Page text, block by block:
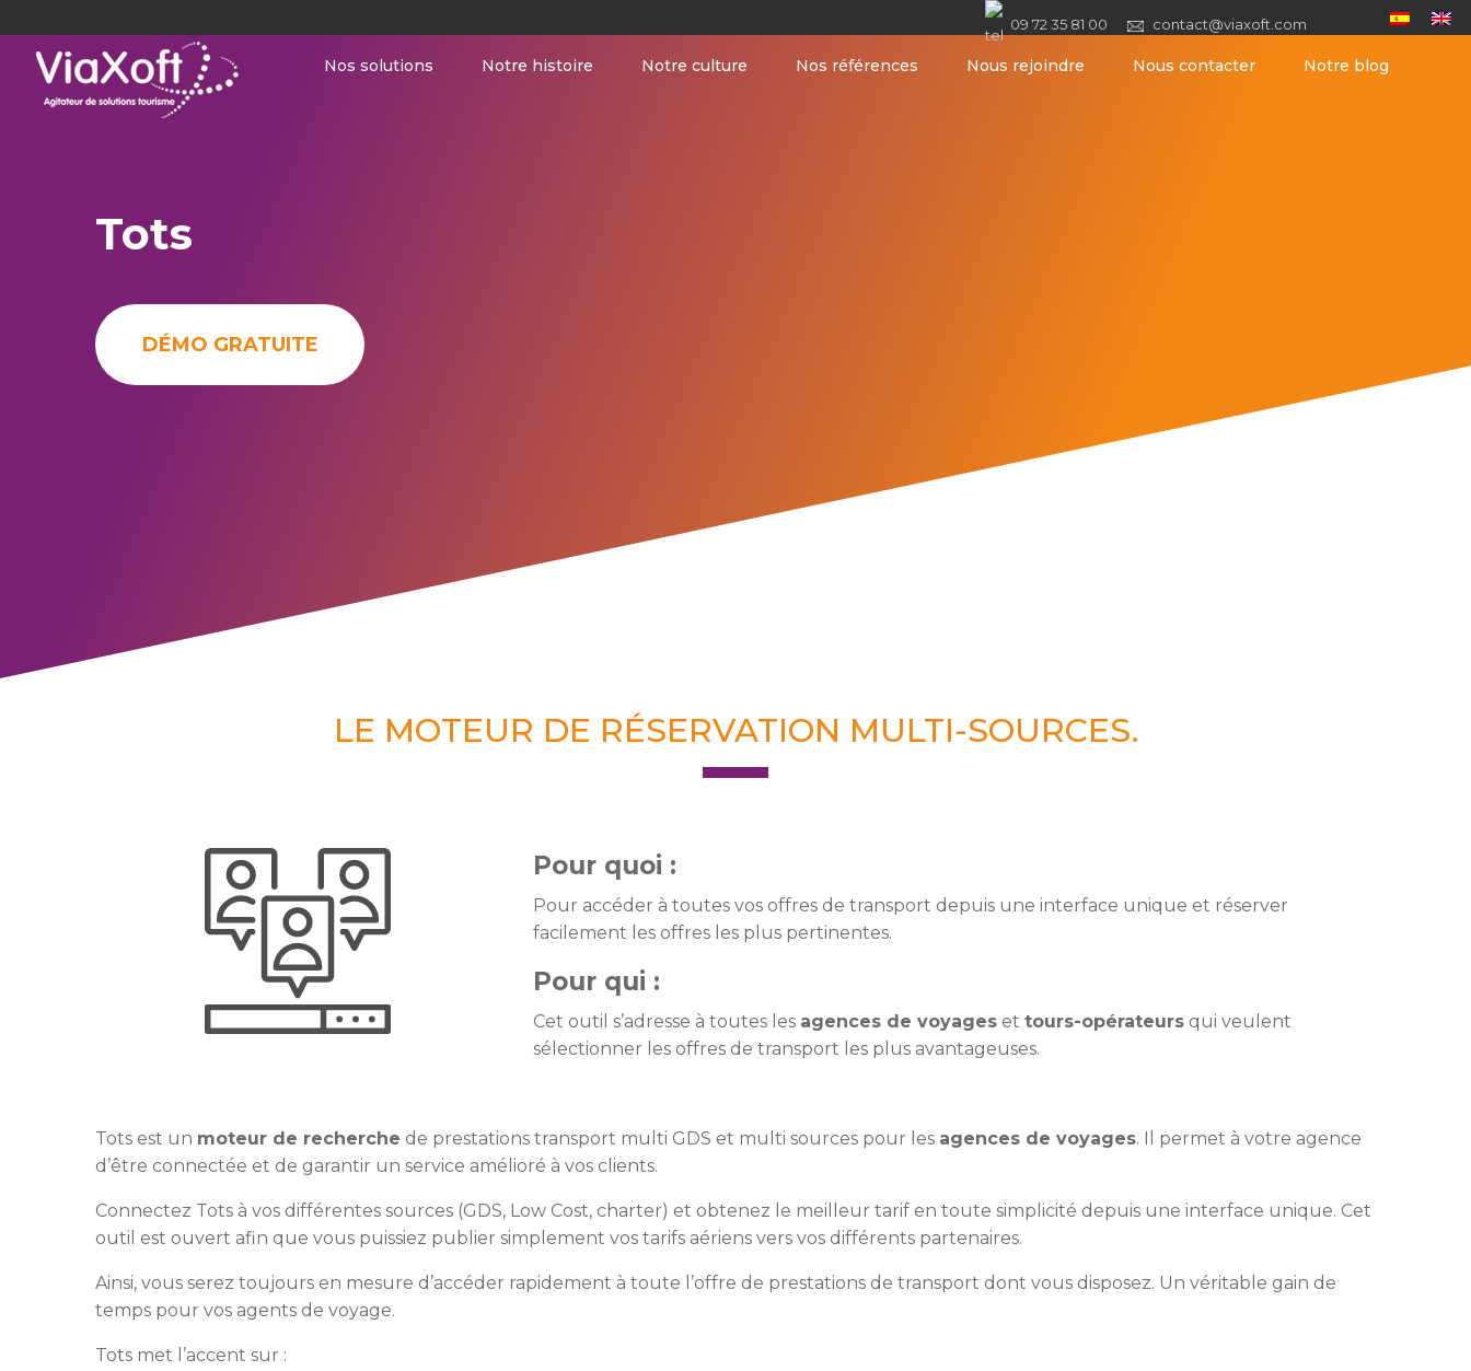
Nos solutions Notre histoire Notre culture Nos références Nous rejoindre Nous contacter Notre blog
09 72 35 81 00 contact@viaxoft.com
Tots
DÉMO GRATUITE
LE MOTEUR DE RÉSERVATION MULTI-SOURCES.
Pour quoi :
Pour accéder à toutes vos offres de transport depuis une interface unique et réserver
facilement les offres les plus pertinentes.
Pour qui :
Cet outil s’adresse à toutes les agences de voyages et tours-opérateurs qui veulent
sélectionner les offres de transport les plus avantageuses.
Tots est un moteur de recherche de prestations transport multi GDS et multi sources pour les agences de voyages. Il permet à votre agence
d’être connectée et de garantir un service amélioré à vos clients.
Connectez Tots à vos différentes sources (GDS, Low Cost, charter) et obtenez le meilleur tarif en toute simplicité depuis une interface unique. Cet
outil est ouvert afin que vous puissiez publier simplement vos tarifs aériens vers vos différents partenaires.
Ainsi, vous serez toujours en mesure d’accéder rapidement à toute l’offre de prestations de transport dont vous disposez. Un véritable gain de
temps pour vos agents de voyage.
Tots met l’accent sur :